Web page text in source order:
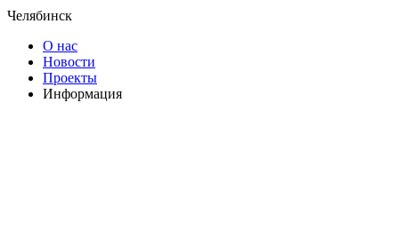
Челябинск
О нас
Новости
Проекты
Информация